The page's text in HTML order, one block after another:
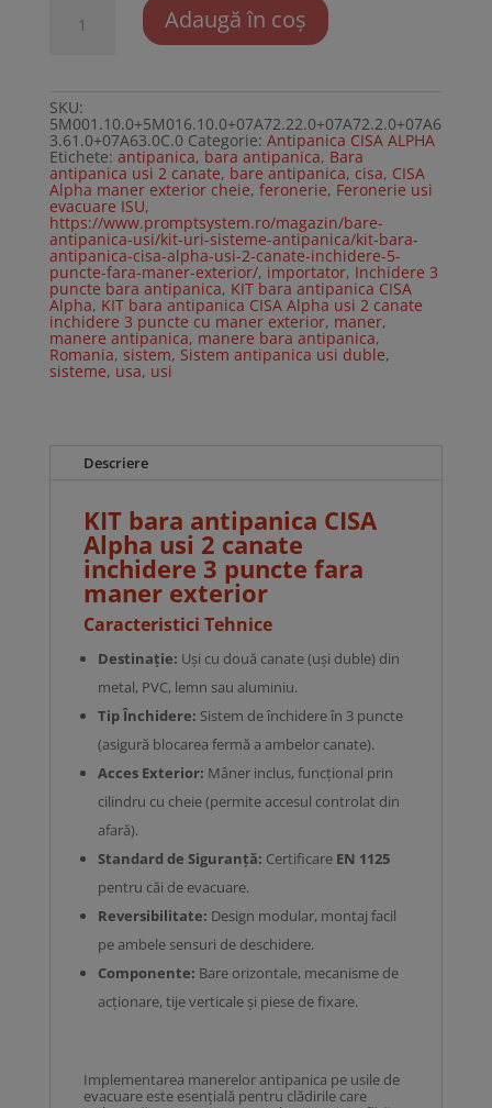
usi
2
canate
inchidere
3
puncte
fara
maner
exterior
Adaugă în coș
SKU:
5M001.10.0+5M016.10.0+07A72.22.0+07A72.2.0+07A6
3.61.0+07A63.0C.0 Categorie: Antipanica CISA ALPHA
Etichete: antipanica, bara antipanica, Bara
antipanica usi 2 canate, bare antipanica, cisa, CISA
Alpha maner exterior cheie, feronerie, Feronerie usi
evacuare ISU,
https://www.promptsystem.ro/magazin/bare-
antipanica-usi/kit-uri-sisteme-antipanica/kit-bara-
antipanica-cisa-alpha-usi-2-canate-inchidere-5-
puncte-fara-maner-exterior/, importator, Inchidere 3
puncte bara antipanica, KIT bara antipanica CISA
Alpha, KIT bara antipanica CISA Alpha usi 2 canate
inchidere 3 puncte cu maner exterior, maner,
manere antipanica, manere bara antipanica,
Romania, sistem, Sistem antipanica usi duble,
sisteme, usa, usi
Descriere
KIT bara antipanica CISA
Alpha usi 2 canate
inchidere 3 puncte fara
maner exterior
Caracteristici Tehnice
Destinație: Uși cu două canate (uși duble) din
metal, PVC, lemn sau aluminiu.
Tip Închidere: Sistem de închidere în 3 puncte
(asigură blocarea fermă a ambelor canate).
Acces Exterior: Mâner inclus, funcțional prin
cilindru cu cheie (permite accesul controlat din
afară).
Standard de Siguranță: Certificare EN 1125
pentru căi de evacuare.
Reversibilitate: Design modular, montaj facil
pe ambele sensuri de deschidere.
Componente: Bare orizontale, mecanisme de
acționare, tije verticale și piese de fixare.
Implementarea manerelor antipanica pe usile de
evacuare este esențială pentru clădirile care